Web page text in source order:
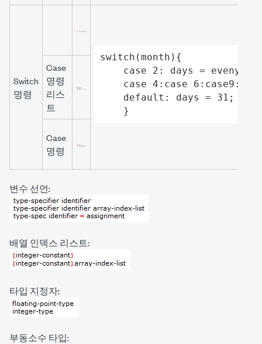
Switch
명령
switch(month){
case 2: days =
case 4:case 6:case9:
default: days = 31;
    }
Case
명령
리스
트
Case
명령
변수 선언:
배열 인덱스 리스트:
타입 지정자:
부동소수 타입: